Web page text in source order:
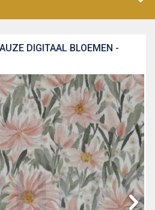
DIGITAAL BLOEMEN -